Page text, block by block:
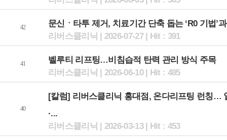
42
문신ㆍ타투 제거, 치료기간 단축 돕는 ‘R0 기법’
리버스클리닉 | 2026-07-27 | Hit : 391
41
벨루티 리프팅…비침습적 탄력 관리 방식 주목
리버스클리닉 | 2026-06-10 | Hit : 485
40
[칼럼] 리버스클리닉 홍대점, 온다리프팅 런칭…
·...
리버스클리닉 | 2026-03-13 | Hit : 453